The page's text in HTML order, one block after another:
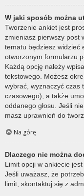
W jaki sposób można
Tworzenie ankiet jest
zmieniasz pierwszy post
tematu będziesz widzieć
otworzonym formularzu
Każdą opcję należy
tekstowego. Możesz
wybrać, wyznaczyć czas
czasowego), a także
oddanego głosu. Jeśli
masz uprawnień do
Na górę
Dlaczego nie można
Limit opcji w ankiecie
Jeśli uważasz, że
limit, skontaktuj się z